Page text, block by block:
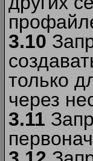
3.10
только
через
3.11